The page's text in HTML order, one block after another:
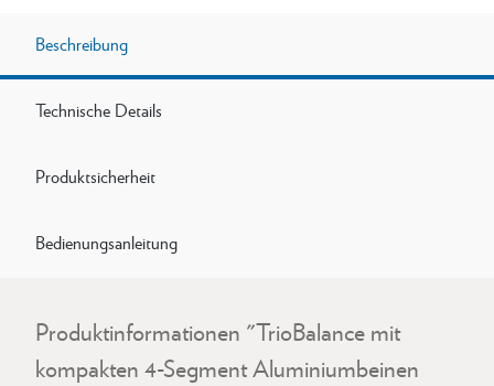
Beschreibung
Technische Details
Produktsicherheit
Bedienungsanleitung
Produktinformationen "TrioBalance mit
kompakten 4-Segment Aluminiumbeinen